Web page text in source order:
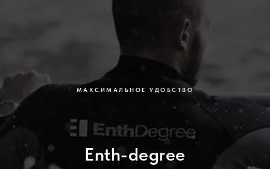
МАКСИМАЛЬНОЕ УДОБСТВО
Enth-degree